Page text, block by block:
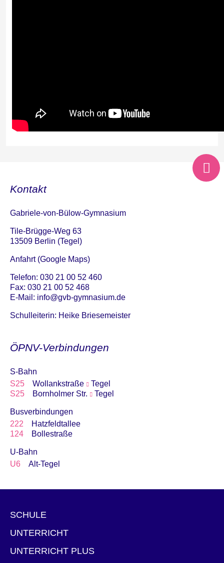
Kontakt
Gabriele-von-Bülow-Gymnasium
Tile-Brügge-Weg 63
13509 Berlin (Tegel)
Anfahrt (Google Maps)
Telefon: 030 21 00 52 460
Fax: 030 21 00 52 468
E-Mail: info@gvb-gymnasium.de
Schulleiterin: Heike Briesemeister
ÖPNV-Verbindungen
S-Bahn
S25
Wollankstraße
Tegel
S25
Bornholmer Str. Tegel
Busverbindungen
222
Hatzfeldtallee
124
Bollestraße
U-Bahn
U6
Alt-Tegel
SCHULE
UNTERRICHT
UNTERRICHT PLUS